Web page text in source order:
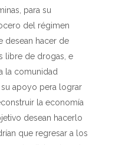
para su
del régimen
desean hacer de
libre de drogas, e
la comunidad
apoyo pera lograr
la economía
desean hacerlo
que regresar a los